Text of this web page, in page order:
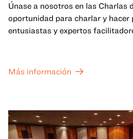
Únase a nosotros en las Charlas
oportunidad para charlar y hacer
entusiastas y expertos
Más información